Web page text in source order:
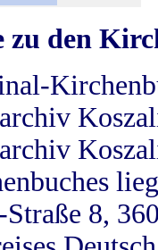
zu den
Straße 8,